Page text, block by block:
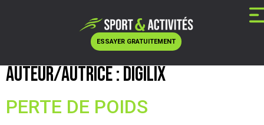
ESSAYER GRATUITEMENT
Auteur/autrice :Digilix
PERTE DE POIDS